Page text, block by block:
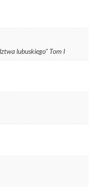
lubuskiego" Tom I